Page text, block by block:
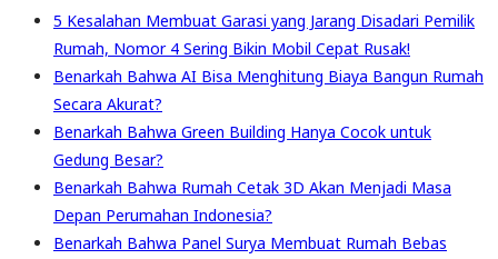
5 Kesalahan Membuat Garasi yang Jarang Disadari Pemilik
Rumah, Nomor 4 Sering Bikin Mobil Cepat Rusak!
Benarkah Bahwa AI Bisa Menghitung Biaya Bangun Rumah
Secara Akurat?
Benarkah Bahwa Green Building Hanya Cocok untuk
Gedung Besar?
Benarkah Bahwa Rumah Cetak 3D Akan Menjadi Masa
Depan Perumahan Indonesia?
Benarkah Bahwa Panel Surya Membuat Rumah Bebas